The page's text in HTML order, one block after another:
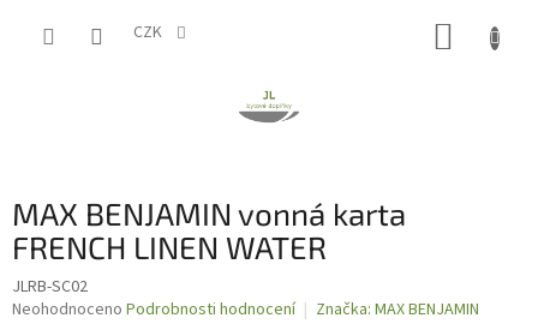
CZK
MAX BENJAMIN vonná karta
FRENCH LINEN WATER
JLRB-SC02
Průměrné
Neohodnoceno Podrobnosti hodnocení Značka: MAX BENJAMIN